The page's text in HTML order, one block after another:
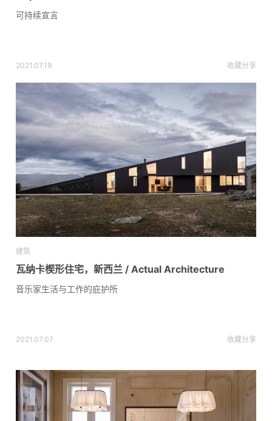
可持续宣言
2021.07.19 收藏分享
建筑
瓦纳卡楔形住宅，新西兰 / Actual Architecture
音乐家生活与工作的庇护所
2021.07.07 收藏分享